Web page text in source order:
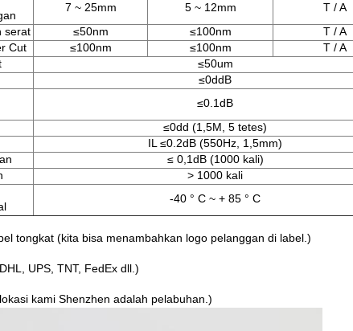
7 ~ 25mm 5 ~ 12mm
T / A
serat
≤50nm ≤100nm
T / A
Cut
≤100nm ≤100nm
T / A
≤50um
≤0ddB
≤0.1dB
≤0dd (1,5M, 5 tetes)
IL ≤0.2dB (550Hz, 1,5mm)
≤ 0,1dB (1000 kali)
> 1000 kali
-40 ° C ~ + 85 ° C
tongkat (kita bisa menambahkan logo pelanggan di label.)
UPS, TNT, FedEx dll.)
kami Shenzhen adalah pelabuhan.)